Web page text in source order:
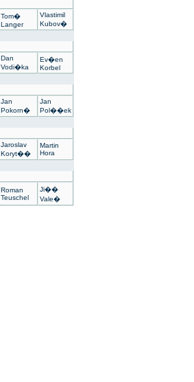
Tom�
Langer
Vlastimil
Kubov�
Dan
Vodi�ka
Ev�en
Korbel
Jan
Pokorn�
Jan
Pol��ek
Jaroslav
Koryt��
Martin
Hora
Roman
Teuschel
Ji��
Vale�